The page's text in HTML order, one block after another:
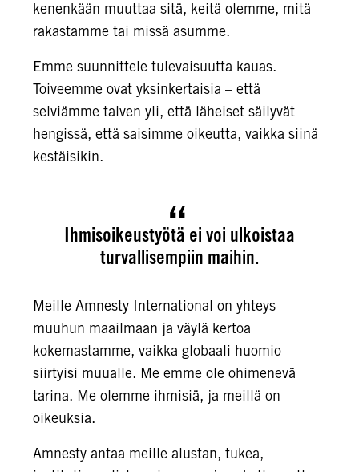
kenenkään muuttaa sitä, keitä olemme, mitä
rakastamme tai missä asumme.
Emme suunnittele tulevaisuutta kauas.
Toiveemme ovat yksinkertaisia – että
selviämme talven yli, että läheiset säilyvät
hengissä, että saisimme oikeutta, vaikka siinä
kestäisikin.
Ihmisoikeustyötä ei voi ulkoistaa
turvallisempiin maihin.
Meille Amnesty International on yhteys
muuhun maailmaan ja väylä kertoa
kokemastamme, vaikka globaali huomio
siirtyisi muualle. Me emme ole ohimenevä
tarina. Me olemme ihmisiä, ja meillä on
oikeuksia.
Amnesty antaa meille alustan, tukea,